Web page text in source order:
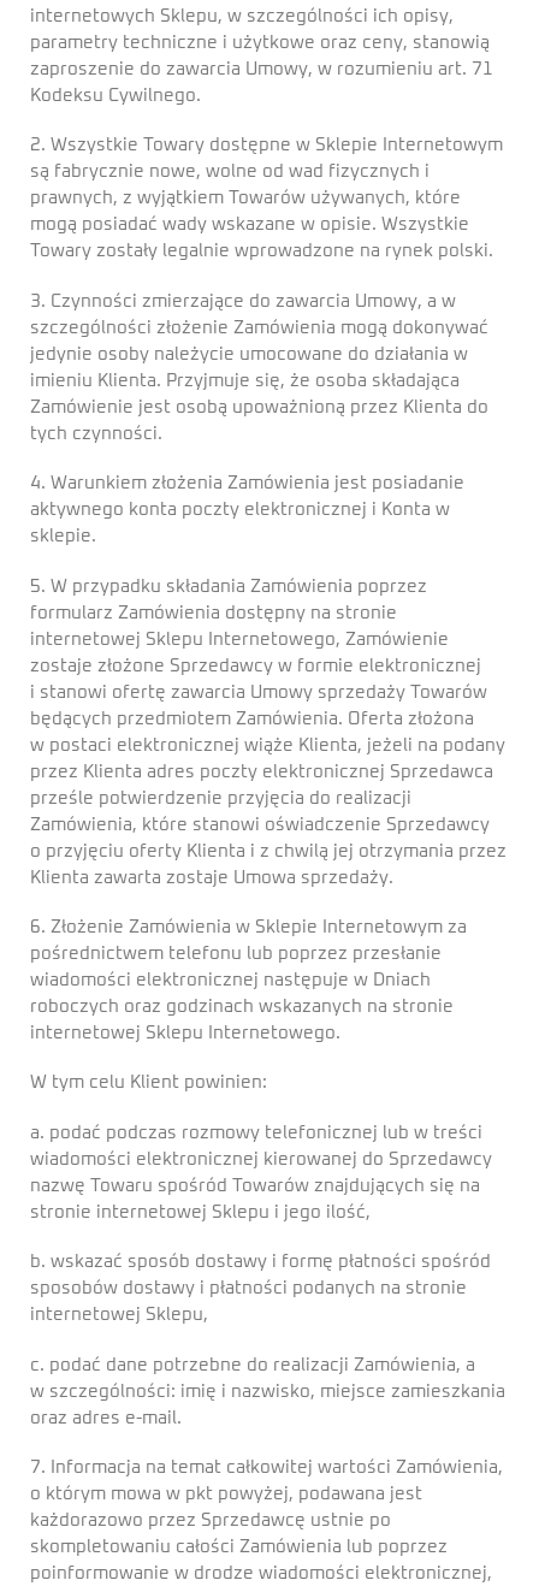
internetowych Sklepu, w szczególności ich opisy,
parametry techniczne i użytkowe oraz ceny, stanowią
zaproszenie do zawarcia Umowy, w rozumieniu art. 71
Kodeksu Cywilnego.
2. Wszystkie Towary dostępne w Sklepie Internetowym
są fabrycznie nowe, wolne od wad fizycznych i
prawnych, z wyjątkiem Towarów używanych, które
mogą posiadać wady wskazane w opisie. Wszystkie
Towary zostały legalnie wprowadzone na rynek polski.
3. Czynności zmierzające do zawarcia Umowy, a w
szczególności złożenie Zamówienia mogą dokonywać
jedynie osoby należycie umocowane do działania w
imieniu Klienta. Przyjmuje się, że osoba składająca
Zamówienie jest osobą upoważnioną przez Klienta do
tych czynności.
4. Warunkiem złożenia Zamówienia jest posiadanie
aktywnego konta poczty elektronicznej i Konta w
sklepie.
5. W przypadku składania Zamówienia poprzez
formularz Zamówienia dostępny na stronie
internetowej Sklepu Internetowego, Zamówienie
zostaje złożone Sprzedawcy w formie elektronicznej
i stanowi ofertę zawarcia Umowy sprzedaży Towarów
będących przedmiotem Zamówienia. Oferta złożona
w postaci elektronicznej wiąże Klienta, jeżeli na podany
przez Klienta adres poczty elektronicznej Sprzedawca
prześle potwierdzenie przyjęcia do realizacji
Zamówienia, które stanowi oświadczenie Sprzedawcy
o przyjęciu oferty Klienta i z chwilą jej otrzymania przez
Klienta zawarta zostaje Umowa sprzedaży.
6. Złożenie Zamówienia w Sklepie Internetowym za
pośrednictwem telefonu lub poprzez przesłanie
wiadomości elektronicznej następuje w Dniach
roboczych oraz godzinach wskazanych na stronie
internetowej Sklepu Internetowego.
W tym celu Klient powinien:
a. podać podczas rozmowy telefonicznej lub w treści
wiadomości elektronicznej kierowanej do Sprzedawcy
nazwę Towaru spośród Towarów znajdujących się na
stronie internetowej Sklepu i jego ilość,
b. wskazać sposób dostawy i formę płatności spośród
sposobów dostawy i płatności podanych na stronie
internetowej Sklepu,
c. podać dane potrzebne do realizacji Zamówienia, a
w szczególności: imię i nazwisko, miejsce zamieszkania
oraz adres e-mail.
7. Informacja na temat całkowitej wartości Zamówienia,
o którym mowa w pkt powyżej, podawana jest
każdorazowo przez Sprzedawcę ustnie po
skompletowaniu całości Zamówienia lub poprzez
poinformowanie w drodze wiadomości elektronicznej,